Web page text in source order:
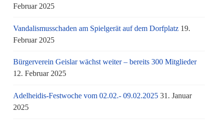
Februar 2025
Vandalismusschaden am Spielgerät auf dem Dorfplatz 19.
Februar 2025
Bürgerverein Geislar wächst weiter – bereits 300 Mitglieder
12. Februar 2025
Adelheidis-Festwoche vom 02.02.- 09.02.2025 31. Januar
2025